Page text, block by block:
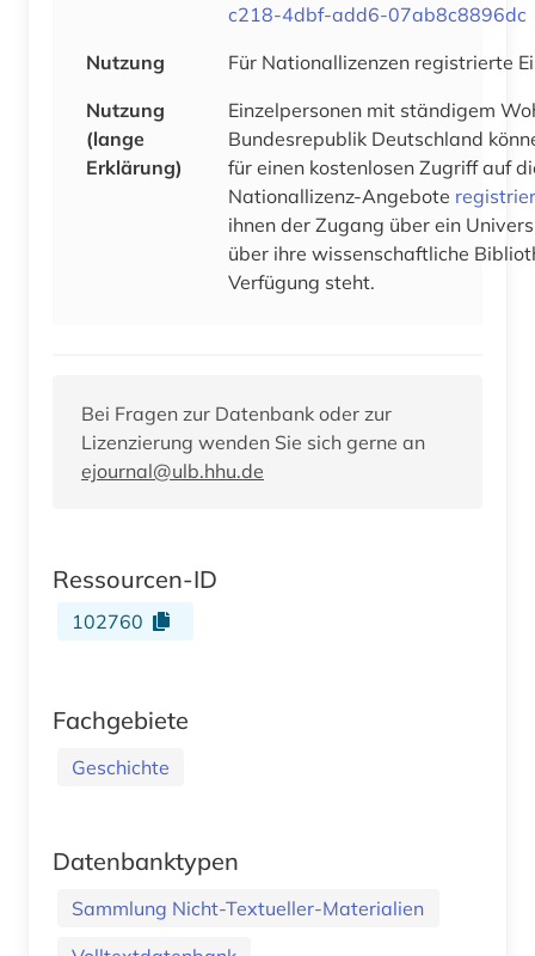
c218-4dbf-add6-07ab8c8896dc
Nutzung
Für Nationallizenzen registrierte
Nutzung
(lange
Erklärung)
Einzelpersonen mit ständigem
Bundesrepublik Deutschland
für einen kostenlosen Zugriff auf
Nationallizenz-Angebote
ihnen der Zugang über ein
über ihre wissenschaftliche
Verfügung steht.
Bei Fragen zur Datenbank oder zur
Lizenzierung wenden Sie sich gerne an
ejournal@ulb.hhu.de
Ressourcen-ID
102760
Fachgebiete
Geschichte
Datenbanktypen
Sammlung Nicht-Textueller-Materialien